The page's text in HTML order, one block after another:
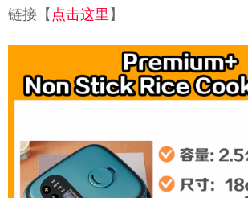
链接【 点击这里 】